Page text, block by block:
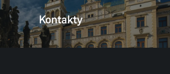
Kontakty